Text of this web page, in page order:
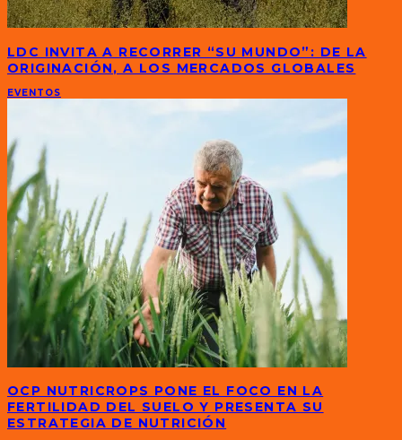
LDC INVITA A RECORRER “SU MUNDO”: DE LA
ORIGINACIÓN, A LOS MERCADOS GLOBALES
EVENTOS
OCP NUTRICROPS PONE EL FOCO EN LA
FERTILIDAD DEL SUELO Y PRESENTA SU
ESTRATEGIA DE NUTRICIÓN